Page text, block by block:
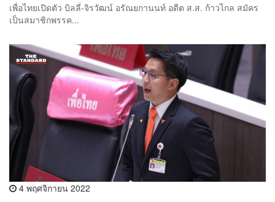
เพื่อไทยเปิดตัว บิลลี่-จิรวัฒน์ อรัณยกานนท์ อดีต ส.ส. ก้าวไกล สมัคร
เป็นสมาชิกพรรค...
4 พฤศจิกายน 2022